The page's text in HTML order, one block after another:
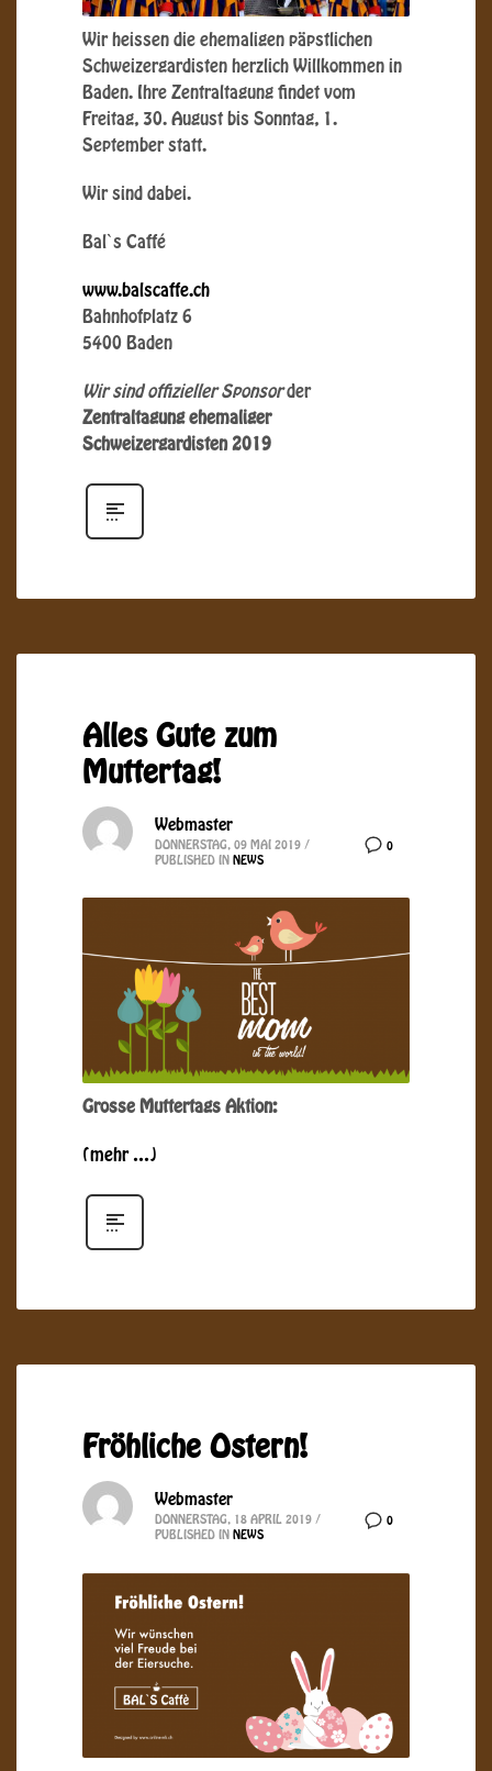
Wir heissen die ehemaligen päpstlichen
Schweizergardisten herzlich Willkommen in
Baden. Ihre Zentraltagung findet vom
Freitag, 30. August bis Sonntag, 1.
September statt.
Wir sind dabei.
Bal`s Caffé
www.balscaffe.ch
Bahnhofplatz 6
5400 Baden
Wir sind offizieller Sponsorder
Zentraltagung ehemaliger
Schweizergardisten 2019
Alles Gute zum
Muttertag!
0
Webmaster
DONNERSTAG, 09 MAI 2019 /
PUBLISHED IN NEWS
Grosse Muttertags Aktion:
(mehr …)
Fröhliche Ostern!
0
Webmaster
DONNERSTAG, 18 APRIL 2019 /
PUBLISHED IN NEWS